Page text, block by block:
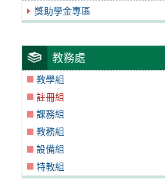
獎助學金專區
教務處
教學組
註冊組
課務組
教務組
設備組
特教組